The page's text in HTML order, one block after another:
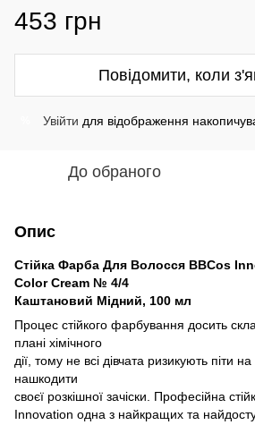
453 грн
Повідомити, коли
Увійти для відображення
До обраного
Опис
Стійка Фарба Для Волосся BBCos
Color Cream № 4/4
Каштановий Мідний, 100 мл
Процес стійкого фарбування досить
плані хімічного
дії, тому не всі дівчата ризикують піти
нашкодити
своєї розкішної зачіски. Професійна
Innovation одна з найкращих та